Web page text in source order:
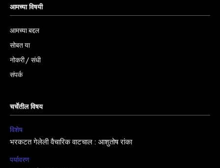
आमच्या विषयी
आमच्या बद्दल
सोबत या
नोकरी / संधी
संपर्क
चर्चेतील विषय
विशेष
भरकटत गेलेली वैचारिक वाटचाल : आशुतोष रांका
पर्यावरण